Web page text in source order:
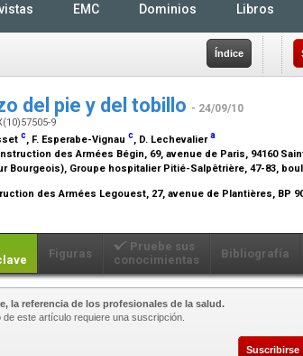
EMC Dominios Libros
Índice
del pie y del tobillo - 24/09/10
9
c, F. Esperabe-Vignau c, D. Lechevaliera
des Armées Bégin, 69, avenue de Paris, 94160
Bourgeois), Groupe hospitalier Pitié-Salpêtrière, 47-83,
des Armées Legouest, 27, avenue de Plantières, BP
Figuras
Pruebe sus
conocimientas
Bibliografía
la referencia de los profesionales de la salud.
este artículo requiere una suscripción.
Suscribirse